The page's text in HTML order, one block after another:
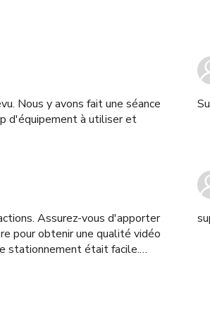
Nous y avons fait une séance
d'équipement à utiliser et
Assurez-vous d'apporter
pour obtenir une qualité vidéo
stationnement était facile.